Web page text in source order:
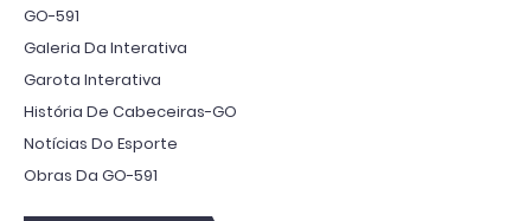
GO-591
Galeria Da Interativa
Garota Interativa
História De Cabeceiras-GO
Notícias Do Esporte
Obras Da GO-591